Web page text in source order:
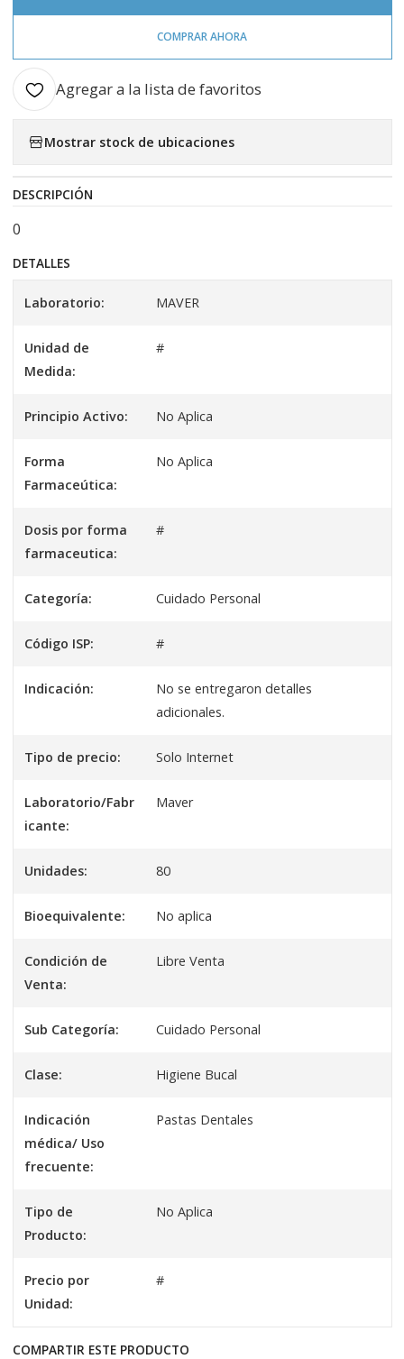
COMPRAR AHORA
Agregar a la lista de favoritos
Mostrar stock de ubicaciones
DESCRIPCIÓN
0
DETALLES
Laboratorio: MAVER
Unidad de
Medida:
#
Principio Activo: No Aplica
Forma
Farmaceútica:
No Aplica
Dosis por forma
farmaceutica:
#
Categoría: Cuidado Personal
Código ISP: #
Indicación:
No se entregaron detalles
adicionales.
Tipo de precio: Solo Internet
Laboratorio/Fabr
icante:
Maver
Unidades: 80
Bioequivalente: No aplica
Condición de
Venta:
Libre Venta
Sub Categoría: Cuidado Personal
Clase: Higiene Bucal
Indicación
médica/ Uso
frecuente:
Pastas Dentales
Tipo de
Producto:
No Aplica
Precio por
Unidad:
#
COMPARTIR ESTE PRODUCTO